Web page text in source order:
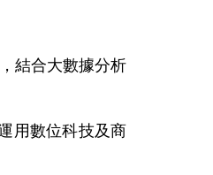
結合大數據分析
用數位科技及商